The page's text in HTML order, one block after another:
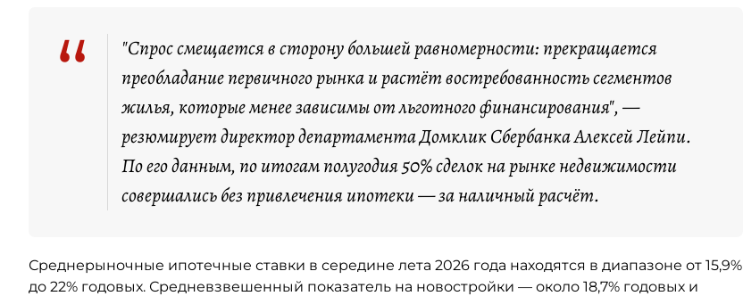
“
"Спрос смещается в сторону большей равномерности: прекращается
преобладание первичного рынка и растёт востребованность сегментов
жилья, которые менее зависимы от льготного финансирования", —
резюмирует директор департамента Домклик Сбербанка Алексей Лейпи.
По его данным, по итогам полугодия 50% сделок на рынке недвижимости
совершались без привлечения ипотеки — за наличный расчёт.
Среднерыночные ипотечные ставки в середине лета 2026 года находятся в диапазоне от 15,9%
до 22% годовых. Средневзвешенный показатель на новостройки — около 18,7% годовых и